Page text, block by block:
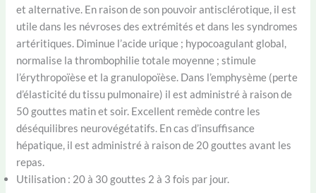
et alternative. En raison de son pouvoir antisclérotique, il est
utile dans les névroses des extrémités et dans les syndromes
artéritiques. Diminue l’acide urique ; hypocoagulant global,
normalise la thrombophilie totale moyenne ; stimule
l’érythropoïèse et la granulopoïèse. Dans l’emphysème (perte
d’élasticité du tissu pulmonaire) il est administré à raison de
50 gouttes matin et soir. Excellent remède contre les
déséquilibres neurovégétatifs. En cas d’insuffisance
hépatique, il est administré à raison de 20 gouttes avant les
repas.
Utilisation : 20 à 30 gouttes 2 à 3 fois par jour.